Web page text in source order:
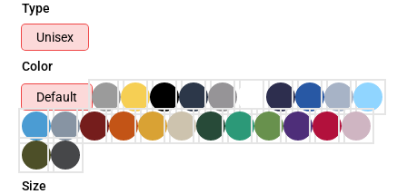
Type
Unisex
Color
Default
Size